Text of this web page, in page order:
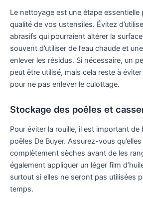
Le nettoyage est une étape essentielle
qualité de vos ustensiles. Évitez
abrasifs qui pourraient altérer la
souvent d’utiliser de l’eau chaude et
enlever les résidus. Si nécessaire, un
peut être utilisé, mais cela reste à
pour ne pas enlever le culottage.
Stockage des poêles et
Pour éviter la rouille, il est important
poêles De Buyer. Assurez-vous
complètement sèches avant de les
également appliquer un léger film
surtout si elles ne seront pas utilisées
temps.